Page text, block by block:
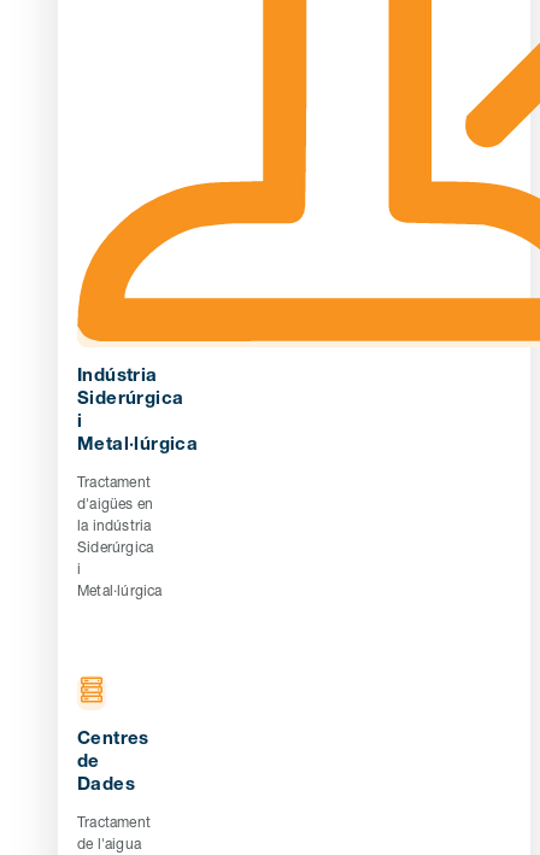
Indústria
Siderúrgica
i
Metal·lúrgica
Tractament
d'aigües en
la indústria
Siderúrgica
i
Metal·lúrgica
Centres
de
Dades
Tractament
de l'aigua